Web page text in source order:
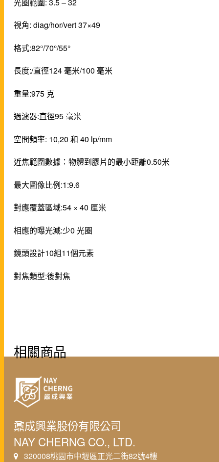
視角: diag/hor/vert 37×49
格式:82°/70°/55°
長度:/直徑124 毫米/100 毫米
重量:975 克
過濾器:直徑95 毫米
空間頻率: 10,20 和 40 lp/mm
近焦範圍數據：物體到膠片的最小距離0.50米
最大圖像比例:1:9.6
對應覆蓋區域:54 × 40 厘米
相應的曝光減:少0 光圈
鏡頭設計10組11個元素
對焦類型:後對焦
相關商品
鼐成興業股份有限公司
NAY CHERNG CO., LTD.
320008桃園市中壢區正光二街82號4樓